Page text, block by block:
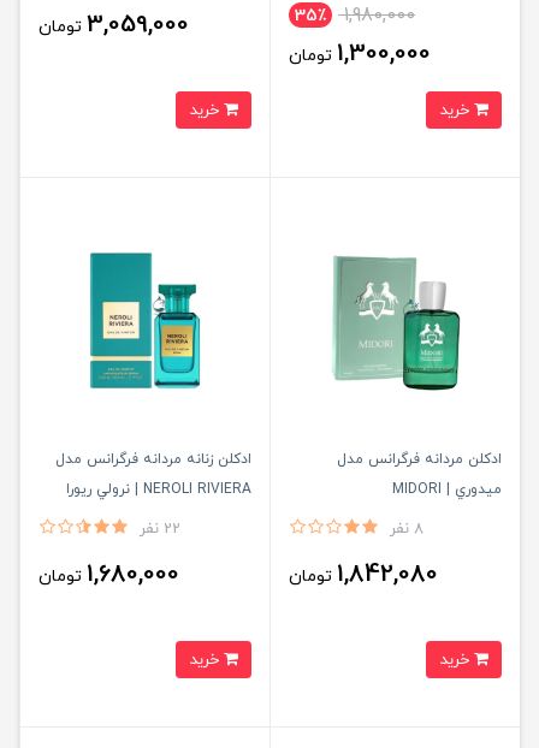
1,980,000 35٪
1,300,000 تومان
3,059,000 تومان
ادكلن مردانه فرگرانس مدل
ميدوري | MIDORI
8 نفر
1,842,080 تومان
ادكلن زنانه مردانه فرگرانس مدل
NEROLI RIVIERA | نرولي ريورا
22 نفر
1,680,000 تومان